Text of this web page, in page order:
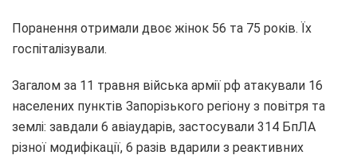
Поранення отримали двоє жінок 56 та 75 років. Їх
госпіталізували.
Загалом за 11 травня війська армії рф атакували 16
населених пунктів Запорізького регіону з повітря та
землі: завдали 6 авіаударів, застосували 314 БпЛА
різної модифікації, 6 разів вдарили з реактивних